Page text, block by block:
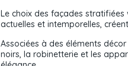
Le choix des façades
actuelles et intemporelles,
Associées à des éléments
noirs, la robinetterie et les